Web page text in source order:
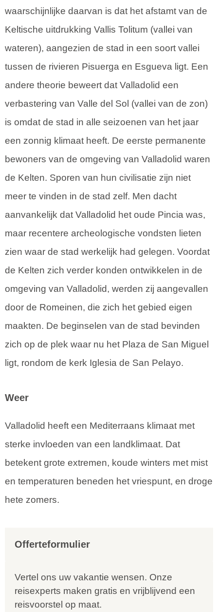
waarschijnlijke daarvan is dat het afstamt van de
Keltische uitdrukking Vallis Tolitum (vallei van
wateren), aangezien de stad in een soort vallei
tussen de rivieren Pisuerga en Esgueva ligt. Een
andere theorie beweert dat Valladolid een
verbastering van Valle del Sol (vallei van de zon)
is omdat de stad in alle seizoenen van het jaar
een zonnig klimaat heeft. De eerste permanente
bewoners van de omgeving van Valladolid waren
de Kelten. Sporen van hun civilisatie zijn niet
meer te vinden in de stad zelf. Men dacht
aanvankelijk dat Valladolid het oude Pincia was,
maar recentere archeologische vondsten lieten
zien waar de stad werkelijk had gelegen. Voordat
de Kelten zich verder konden ontwikkelen in de
omgeving van Valladolid, werden zij aangevallen
door de Romeinen, die zich het gebied eigen
maakten. De beginselen van de stad bevinden
zich op de plek waar nu het Plaza de San Miguel
ligt, rondom de kerk Iglesia de San Pelayo.
Weer
Valladolid heeft een Mediterraans klimaat met
sterke invloeden van een landklimaat. Dat
betekent grote extremen, koude winters met mist
en temperaturen beneden het vriespunt, en droge
hete zomers.
Offerteformulier
Vertel ons uw vakantie wensen. Onze
reisexperts maken gratis en vrijblijvend een
reisvoorstel op maat.